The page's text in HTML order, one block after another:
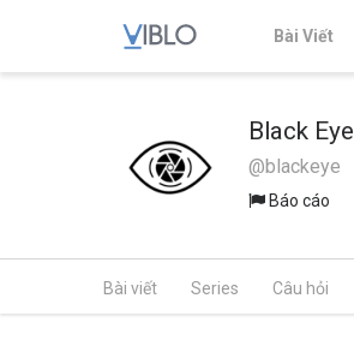
Bài Viết
Black Eye
@blackeye
Báo cáo
Bài viết Series Câu hỏi